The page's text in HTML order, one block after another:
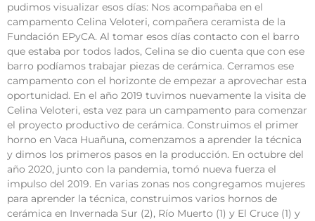
pudimos visualizar esos días: Nos acompañaba en el
campamento Celina Veloteri, compañera ceramista de la
Fundación EPyCA. Al tomar esos días contacto con el barro
que estaba por todos lados, Celina se dio cuenta que con ese
barro podíamos trabajar piezas de cerámica. Cerramos ese
campamento con el horizonte de empezar a aprovechar esta
oportunidad. En el año 2019 tuvimos nuevamente la visita de
Celina Veloteri, esta vez para un campamento para comenzar
el proyecto productivo de cerámica. Construimos el primer
horno en Vaca Huañuna, comenzamos a aprender la técnica
y dimos los primeros pasos en la producción. En octubre del
año 2020, junto con la pandemia, tomó nueva fuerza el
impulso del 2019. En varias zonas nos congregamos mujeres
para aprender la técnica, construimos varios hornos de
cerámica en Invernada Sur (2), Río Muerto (1) y El Cruce (1) y